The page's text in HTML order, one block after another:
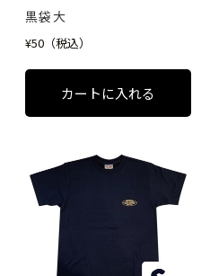
黒袋 大
¥50（税込）